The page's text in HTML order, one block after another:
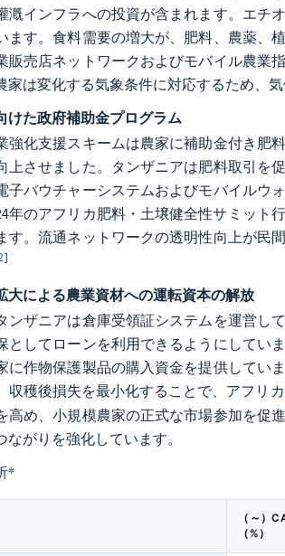
漑インフラへの投資が含まれます。エチ
ます。食料需要の増大が、肥料、農薬、
販売店ネットワークおよびモバイル農業
家は変化する気象条件に対応するため、
けた政府補助金プログラム
強化支援スキームは農家に補助金付き肥
上させました。タンザニアは肥料取引を
子バウチャーシステムおよびモバイルウ
年のアフリカ肥料・土壌健全性サミット
す。流通ネットワークの透明性向上が民
大による農業資材への運転資本の解放
ンザニアは倉庫受領証システムを運営し
としてローンを利用できるようにしてい
に作物保護製品の購入資金を提供して
収穫後損失を最小化することで、アフリ
高め、小規模農家の正式な市場参加を促
がりを強化しています。
*
（～）
（%）